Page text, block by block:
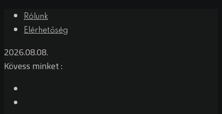
Rólunk
Elérhetőség
2026.08.08.
Kövess minket :